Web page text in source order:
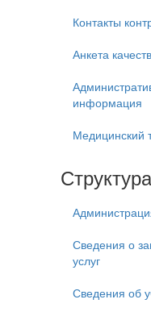
Контакты
Анкета
информация
Медицинский
Структура
Сведения о
услуг
Сведения об